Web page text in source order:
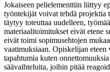
Jokaiseen pelielementtiin liittyy
työntekijät voivat tehdä projektia
täytyy toteuttaa uudelleen,
materiaalitoimitukset eivät etene
eivät toimi sopimusehtojen
vaatimuksiaan. Opiskelijan
tapahtumia kuten
säävaihteluita, joihin pitää